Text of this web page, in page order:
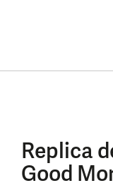
Replica
Good